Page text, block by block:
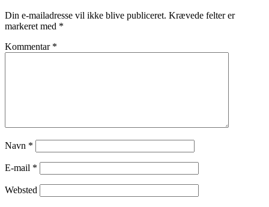
Din e-mailadresse vil ikke blive publiceret. Krævede felter er
markeret med *
Kommentar *
Navn *
E-mail *
Websted